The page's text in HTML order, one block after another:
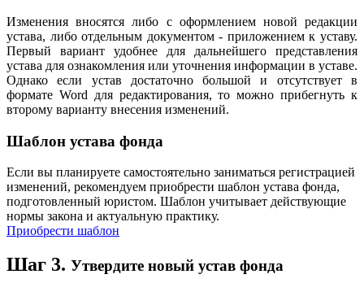
Изменения вносятся либо с оформлением новой редакции
устава, либо отдельным документом - приложением к уставу.
Первый вариант удобнее для дальнейшего представления
устава для ознакомления или уточнения информации в уставе.
Однако если устав достаточно большой и отсутствует в
формате Word для редактирования, то можно прибегнуть к
второму варианту внесения изменений.
Шаблон устава фонда
Если вы планируете самостоятельно заниматься регистрацией
изменений, рекомендуем приобрести шаблон устава фонда,
подготовленный юристом. Шаблон учитывает действующие
нормы закона и актуальную практику.
Приобрести шаблон
Шаг 3. Утвердите новый устав фонда